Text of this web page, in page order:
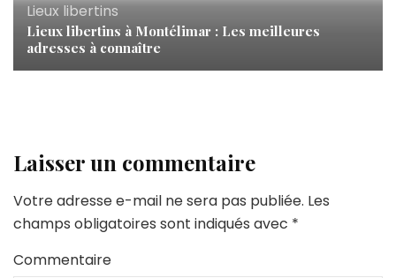
Lieux libertins
Lieux libertins à Montélimar : Les meilleures
adresses à connaître
Laisser un commentaire
Votre adresse e-mail ne sera pas publiée. Les
champs obligatoires sont indiqués avec *
Commentaire